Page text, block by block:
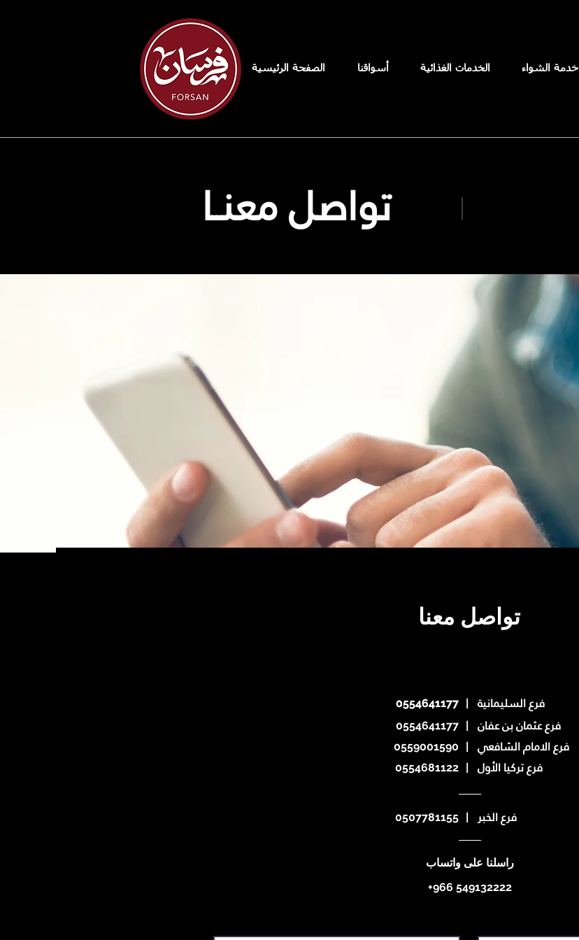
الصفحة الرئيسية أسواقنا الخدمات الغذائية خدمة الشواء
تواصل معنــا
تواصل معنا
0554641177
0554641177 | فرع السليمانية
0554641177 | فرع عثمان بن عفان
0559001590 | فرع الامام الشافعي
0554681122 | فرع تركيا الأول
0507781155 | فرع الخبر
راسلنا على واتساب
+966 549132222